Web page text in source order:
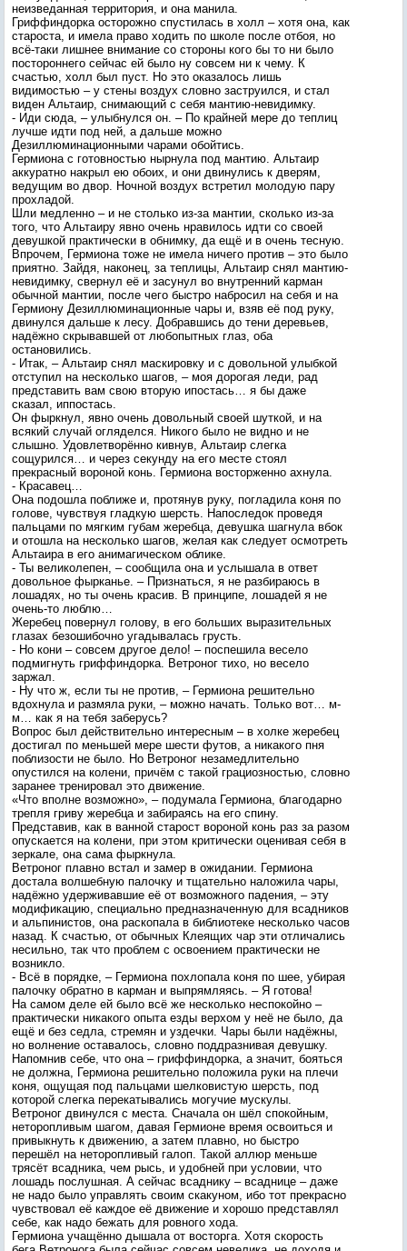
неизведанная территория, и она манила.
Гриффиндорка осторожно спустилась в холл – хотя она, как
староста, и имела право ходить по школе после отбоя, но
всё-таки лишнее внимание со стороны кого бы то ни было
постороннего сейчас ей было ну совсем ни к чему. К
счастью, холл был пуст. Но это оказалось лишь
видимостью – у стены воздух словно заструился, и стал
виден Альтаир, снимающий с себя мантию-невидимку.
- Иди сюда, – улыбнулся он. – По крайней мере до теплиц
лучше идти под ней, а дальше можно
Дезиллюминационными чарами обойтись.
Гермиона с готовностью нырнула под мантию. Альтаир
аккуратно накрыл ею обоих, и они двинулись к дверям,
ведущим во двор. Ночной воздух встретил молодую пару
прохладой.
Шли медленно – и не столько из-за мантии, сколько из-за
того, что Альтаиру явно очень нравилось идти со своей
девушкой практически в обнимку, да ещё и в очень тесную.
Впрочем, Гермиона тоже не имела ничего против – это было
приятно. Зайдя, наконец, за теплицы, Альтаир снял мантию-
невидимку, свернул её и засунул во внутренний карман
обычной мантии, после чего быстро набросил на себя и на
Гермиону Дезиллюминационные чары и, взяв её под руку,
двинулся дальше к лесу. Добравшись до тени деревьев,
надёжно скрывавшей от любопытных глаз, оба
остановились.
- Итак, – Альтаир снял маскировку и с довольной улыбкой
отступил на несколько шагов, – моя дорогая леди, рад
представить вам свою вторую ипостась… я бы даже
сказал, иппостась.
Он фыркнул, явно очень довольный своей шуткой, и на
всякий случай огляделся. Никого было не видно и не
слышно. Удовлетворённо кивнув, Альтаир слегка
сощурился… и через секунду на его месте стоял
прекрасный вороной конь. Гермиона восторженно ахнула.
- Красавец…
Она подошла поближе и, протянув руку, погладила коня по
голове, чувствуя гладкую шерсть. Напоследок проведя
пальцами по мягким губам жеребца, девушка шагнула вбок
и отошла на несколько шагов, желая как следует осмотреть
Альтаира в его анимагическом облике.
- Ты великолепен, – сообщила она и услышала в ответ
довольное фырканье. – Признаться, я не разбираюсь в
лошадях, но ты очень красив. В принципе, лошадей я не
очень-то люблю…
Жеребец повернул голову, в его больших выразительных
глазах безошибочно угадывалась грусть.
- Но кони – совсем другое дело! – поспешила весело
подмигнуть гриффиндорка. Ветроног тихо, но весело
заржал.
- Ну что ж, если ты не против, – Гермиона решительно
вдохнула и размяла руки, – можно начать. Только вот… м-
м… как я на тебя заберусь?
Вопрос был действительно интересным – в холке жеребец
достигал по меньшей мере шести футов, а никакого пня
поблизости не было. Но Ветроног незамедлительно
опустился на колени, причём с такой грациозностью, словно
заранее тренировал это движение.
«Что вполне возможно», – подумала Гермиона, благодарно
трепля гриву жеребца и забираясь на его спину.
Представив, как в ванной старост вороной конь раз за разом
опускается на колени, при этом критически оценивая себя в
зеркале, она сама фыркнула.
Ветроног плавно встал и замер в ожидании. Гермиона
достала волшебную палочку и тщательно наложила чары,
надёжно удерживавшие её от возможного падения, – эту
модификацию, специально предназначенную для всадников
и альпинистов, она раскопала в библиотеке несколько часов
назад. К счастью, от обычных Клеящих чар эти отличались
несильно, так что проблем с освоением практически не
возникло.
- Всё в порядке, – Гермиона похлопала коня по шее, убирая
палочку обратно в карман и выпрямляясь. – Я готова!
На самом деле ей было всё же несколько неспокойно –
практически никакого опыта езды верхом у неё не было, да
ещё и без седла, стремян и уздечки. Чары были надёжны,
но волнение оставалось, словно поддразнивая девушку.
Напомнив себе, что она – гриффиндорка, а значит, бояться
не должна, Гермиона решительно положила руки на плечи
коня, ощущая под пальцами шелковистую шерсть, под
которой слегка перекатывались могучие мускулы.
Ветроног двинулся с места. Сначала он шёл спокойным,
неторопливым шагом, давая Гермионе время освоиться и
привыкнуть к движению, а затем плавно, но быстро
перешёл на неторопливый галоп. Такой аллюр меньше
трясёт всадника, чем рысь, и удобней при условии, что
лошадь послушная. А сейчас всаднику – всаднице – даже
не надо было управлять своим скакуном, ибо тот прекрасно
чувствовал её каждое её движение и хорошо представлял
себе, как надо бежать для ровного хода.
Гермиона учащённо дышала от восторга. Хотя скорость